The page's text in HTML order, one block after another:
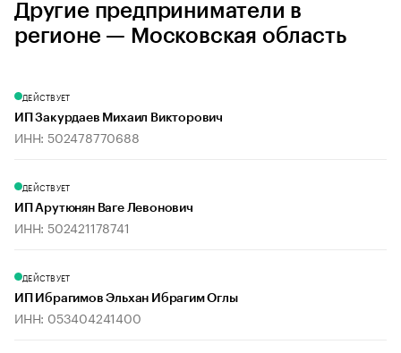
Другие предприниматели в
регионе — Московская область
ДЕЙСТВУЕТ
ИП Закурдаев Михаил Викторович
ИНН: 502478770688
ДЕЙСТВУЕТ
ИП Арутюнян Ваге Левонович
ИНН: 502421178741
ДЕЙСТВУЕТ
ИП Ибрагимов Эльхан Ибрагим Оглы
ИНН: 053404241400